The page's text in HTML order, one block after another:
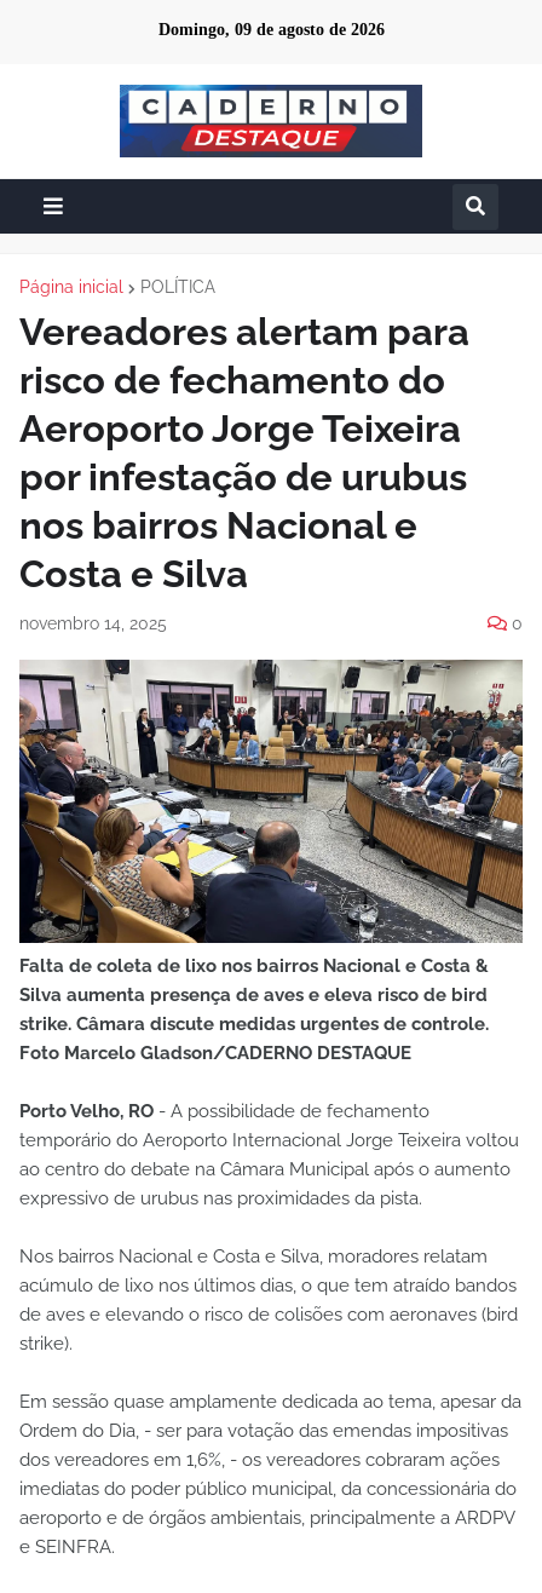
Domingo, 09 de agosto de 2026
Página inicial POLÍTICA
Vereadores alertam para
risco de fechamento do
Aeroporto Jorge Teixeira
por infestação de urubus
nos bairros Nacional e
Costa e Silva
novembro 14, 2025 0
Falta de coleta de lixo nos bairros Nacional e Costa &
Silva aumenta presença de aves e eleva risco de bird
strike. Câmara discute medidas urgentes de controle.
Foto Marcelo Gladson/CADERNO DESTAQUE
Porto Velho, RO - A possibilidade de fechamento
temporário do Aeroporto Internacional Jorge Teixeira voltou
ao centro do debate na Câmara Municipal após o aumento
expressivo de urubus nas proximidades da pista.
Nos bairros Nacional e Costa e Silva, moradores relatam
acúmulo de lixo nos últimos dias, o que tem atraído bandos
de aves e elevando o risco de colisões com aeronaves (bird
strike).
Em sessão quase amplamente dedicada ao tema, apesar da
Ordem do Dia, - ser para votação das emendas impositivas
dos vereadores em 1,6%, - os vereadores cobraram ações
imediatas do poder público municipal, da concessionária do
aeroporto e de órgãos ambientais, principalmente a ARDPV
e SEINFRA.